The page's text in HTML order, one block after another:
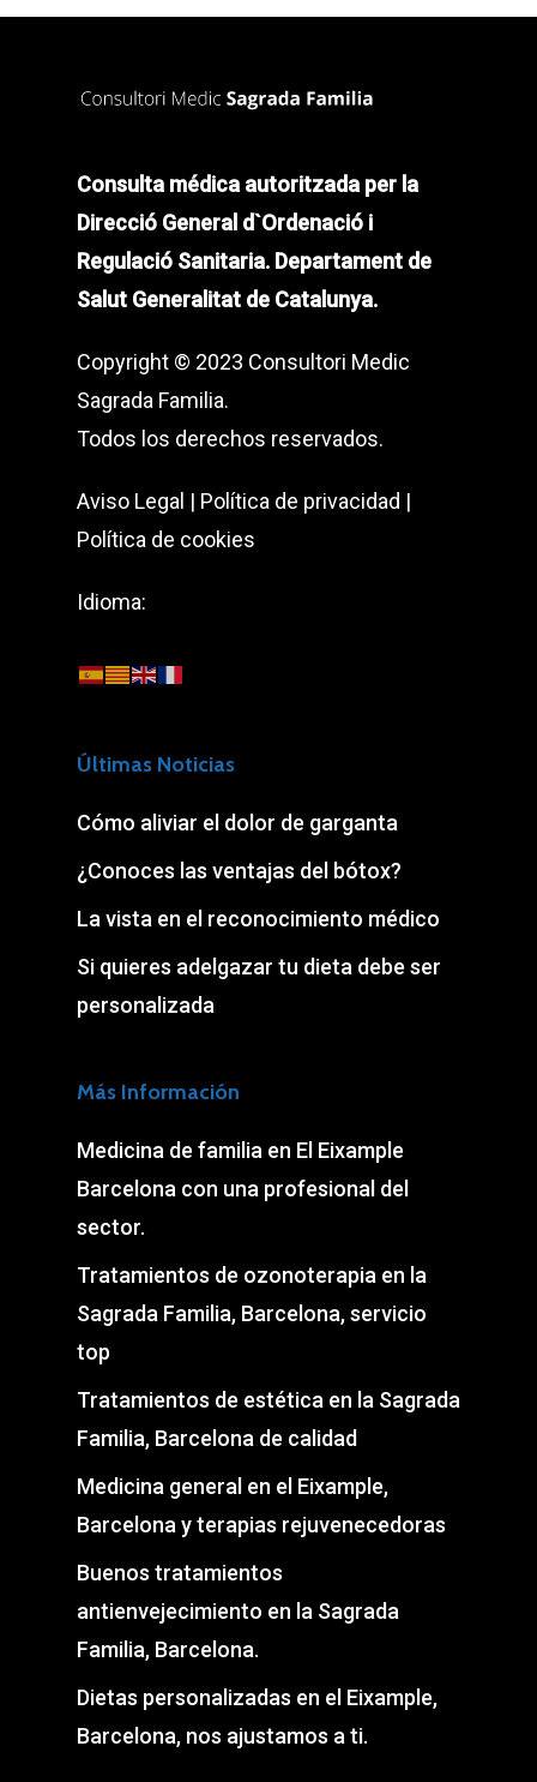
Consulta médica autoritzada per la
Direcció General d`Ordenació i
Regulació Sanitaria. Departament de
Salut Generalitat de Catalunya.
Copyright © 2023 Consultori Medic
Sagrada Familia.
Todos los derechos reservados.
Aviso Legal | Política de privacidad |
Política de cookies
Idioma:
Últimas Noticias
Cómo aliviar el dolor de garganta
¿Conoces las ventajas del bótox?
La vista en el reconocimiento médico
Si quieres adelgazar tu dieta debe ser
personalizada
Más Información
Medicina de familia en El Eixample
Barcelona con una profesional del
sector.
Tratamientos de ozonoterapia en la
Sagrada Familia, Barcelona, servicio
top
Tratamientos de estética en la Sagrada
Familia, Barcelona de calidad
Medicina general en el Eixample,
Barcelona y terapias rejuvenecedoras
Buenos tratamientos
antienvejecimiento en la Sagrada
Familia, Barcelona.
Dietas personalizadas en el Eixample,
Barcelona, nos ajustamos a ti.